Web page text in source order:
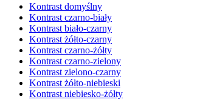
Kontrast domyślny
Kontrast czarno-biały
Kontrast biało-czarny
Kontrast żółto-czarny
Kontrast czarno-żółty
Kontrast czarno-zielony
Kontrast zielono-czarny
Kontrast żółto-niebieski
Kontrast niebiesko-żółty